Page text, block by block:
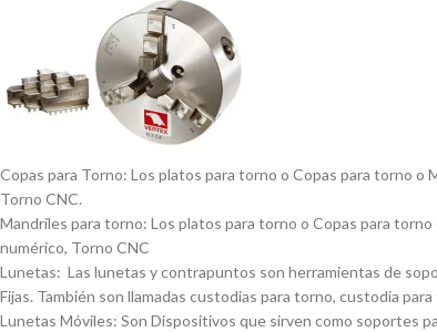
Copas para Torno: Los platos para torno o Copas para torno
Torno CNC.
Mandriles para torno: Los platos para torno o Copas para
numérico, Torno CNC
Lunetas: Las lunetas y contrapuntos son herramientas de
Fijas. También son llamadas custodias para torno, custodia
Lunetas Móviles: Son Dispositivos que sirven como soportes